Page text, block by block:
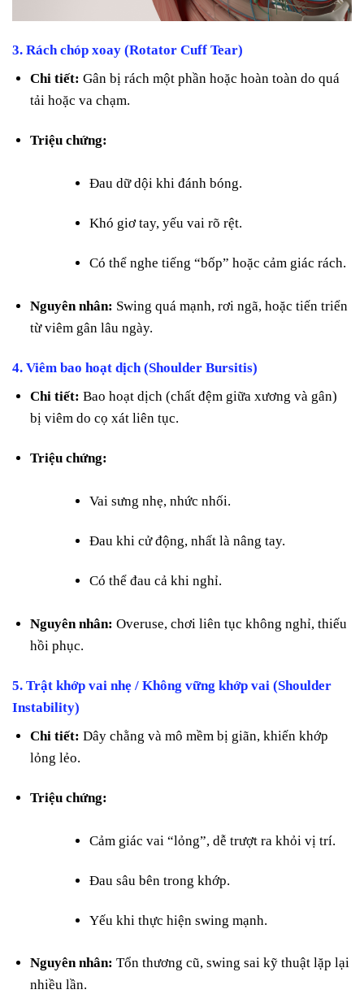
3. Rách chóp xoay (Rotator Cuff Tear)
Chi tiết: Gân bị rách một phần hoặc hoàn toàn do quá
tải hoặc va chạm.
Triệu chứng:
Đau dữ dội khi đánh bóng.
Khó giơ tay, yếu vai rõ rệt.
Có thể nghe tiếng “bốp” hoặc cảm giác rách.
Nguyên nhân: Swing quá mạnh, rơi ngã, hoặc tiến triển
từ viêm gân lâu ngày.
4. Viêm bao hoạt dịch (Shoulder Bursitis)
Chi tiết: Bao hoạt dịch (chất đệm giữa xương và gân)
bị viêm do cọ xát liên tục.
Triệu chứng:
Vai sưng nhẹ, nhức nhối.
Đau khi cử động, nhất là nâng tay.
Có thể đau cả khi nghỉ.
Nguyên nhân: Overuse, chơi liên tục không nghỉ, thiếu
hồi phục.
5. Trật khớp vai nhẹ / Không vững khớp vai (Shoulder
Instability)
Chi tiết: Dây chằng và mô mềm bị giãn, khiến khớp
lỏng lẻo.
Triệu chứng:
Cảm giác vai “lỏng”, dễ trượt ra khỏi vị trí.
Đau sâu bên trong khớp.
Yếu khi thực hiện swing mạnh.
Nguyên nhân: Tổn thương cũ, swing sai kỹ thuật lặp lại
nhiều lần.